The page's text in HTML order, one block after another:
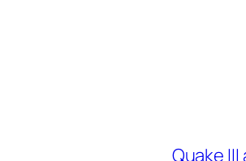
Quake III